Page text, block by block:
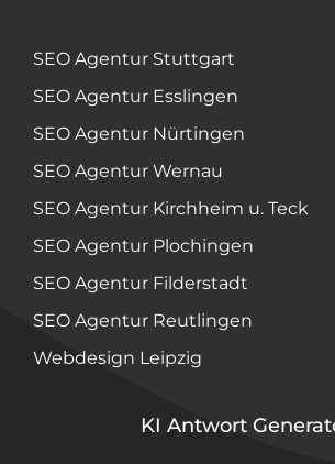
SEO Agentur Stuttgart
SEO Agentur Esslingen
SEO Agentur Nürtingen
SEO Agentur Wernau
SEO Agentur Kirchheim u. Teck
SEO Agentur Plochingen
SEO Agentur Filderstadt
SEO Agentur Reutlingen
Webdesign Leipzig
KI Antwort